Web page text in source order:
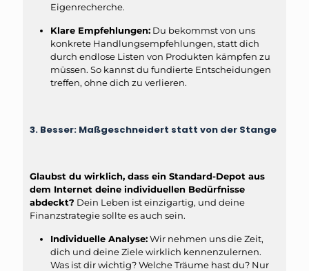
Eigenrecherche.
Klare Empfehlungen: Du bekommst von uns
konkrete Handlungsempfehlungen, statt dich
durch endlose Listen von Produkten kämpfen zu
müssen. So kannst du fundierte Entscheidungen
treffen, ohne dich zu verlieren.
3. Besser: Maßgeschneidert statt von der Stange
Glaubst du wirklich, dass ein Standard-Depot aus
dem Internet deine individuellen Bedürfnisse
abdeckt? Dein Leben ist einzigartig, und deine
Finanzstrategie sollte es auch sein.
Individuelle Analyse:Wir nehmen uns die Zeit,
dich und deine Ziele wirklich kennenzulernen.
Was ist dir wichtig? Welche Träume hast du? Nur